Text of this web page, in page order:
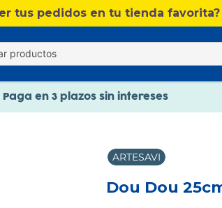
tus pedidos en tu tienda favorita?
A partir de 60€(excepto Baleares)
Paga en 3 plazos sin intereses
Paga en 3 plazos sin intereses
ARTESAVI
Dou Dou